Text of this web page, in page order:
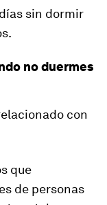
sin dormir
no duermes
con
que
de personas